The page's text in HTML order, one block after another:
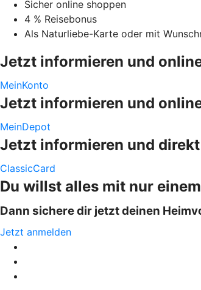
Sicher online shoppen
4 % Reisebonus
Als Naturliebe-Karte oder mit
Jetzt informieren und
MeinKonto
Jetzt informieren und
MeinDepot
Jetzt informieren und
ClassicCard
Du willst alles mit nur
Dann sichere dir jetzt deinen
Jetzt anmelden